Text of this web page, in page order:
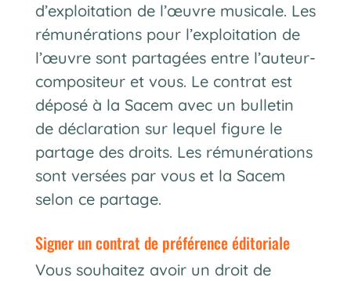
d’exploitation de l’œuvre musicale. Les
rémunérations pour l’exploitation de
l’œuvre sont partagées entre l’auteur-
compositeur et vous. Le contrat est
déposé à la Sacem avec un bulletin
de déclaration sur lequel figure le
partage des droits. Les rémunérations
sont versées par vous et la Sacem
selon ce partage.
signer un contrat de préférence éditoriale
Vous souhaitez avoir un droit de